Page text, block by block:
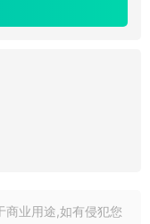
商业用途,如有侵犯您